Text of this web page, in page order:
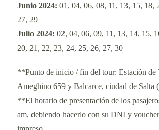
Junio 2024: 01, 04, 06, 08, 11, 13, 15, 18,
27, 29
Julio 2024: 02, 04, 06, 09, 11, 13, 14, 15,
20, 21, 22, 23, 24, 25, 26, 27, 30
**Punto de inicio / fin del tour: Estación de
Ameghino 659 y Balcarce, ciudad de Salta
**El horario de presentación de los
am, debiendo hacerlo con su DNI y